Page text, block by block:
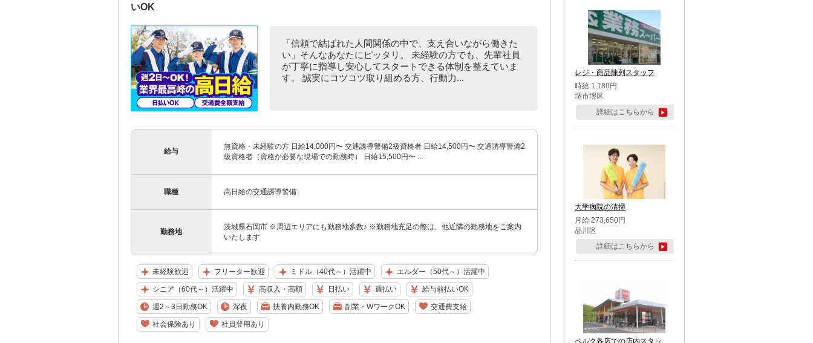
いOK
「信頼で結ばれた人間関係の中で、支え合いながら働きた
い」そんなあなたにピッタリ。 未経験の方でも、先輩社員
が丁寧に指導し安心してスタートできる体制を整えていま
す。 誠実にコツコツ取り組める方、行動力...
給与
無資格・未経験の方 日給14,000円〜 交通誘導警備2級資格者 日給14,500円〜 交通誘導警備2
級資格者（資格が必要な現場での勤務時） 日給15,500円〜 ...
職種 高日給の交通誘導警備
勤務地
茨城県石岡市 ※周辺エリアにも勤務地多数♪ ※勤務地充足の際は、他近隣の勤務地をご案内
いたします
未経験歓迎 フリーター歓迎 ミドル（40代～）活躍中 エルダー（50代～）活躍中
シニア（60代～）活躍中 高収入・高額 日払い 週払い 給与前払いOK
週2～3日勤務OK 深夜 扶養内勤務OK 副業・WワークOK 交通費支給
社会保険あり 社員登用あり
レジ・商品陳列スタッフ
時給 1,180円
堺市堺区
詳細はこちらから
大学病院の清掃
月給 273,650円
品川区
詳細はこちらから
ベルク各店での店内スタッ